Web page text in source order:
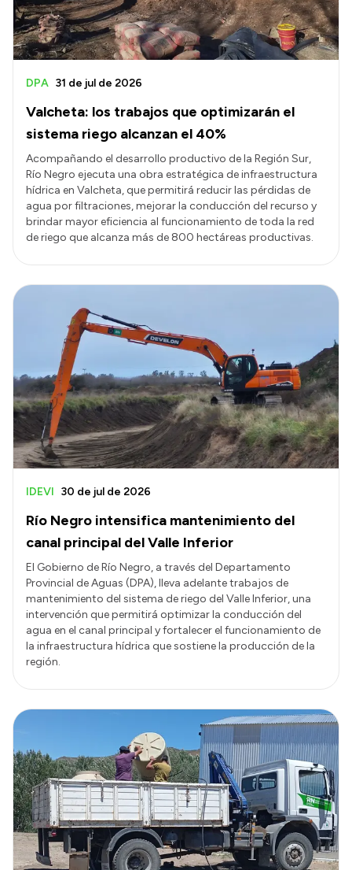
Valcheta: los trabajos que optimizarán el
sistema riego alcanzan el 40%
DPA 31 de jul de 2026
Acompañando el desarrollo productivo de la Región Sur,
Río Negro ejecuta una obra estratégica de infraestructura
hídrica en Valcheta, que permitirá reducir las pérdidas de
agua por filtraciones, mejorar la conducción del recurso y
brindar mayor eficiencia al funcionamiento de toda la red
de riego que alcanza más de 800 hectáreas productivas.
Río Negro intensifica mantenimiento del
canal principal del Valle Inferior
IDEVI 30 de jul de 2026
El Gobierno de Río Negro, a través del Departamento
Provincial de Aguas (DPA), lleva adelante trabajos de
mantenimiento del sistema de riego del Valle Inferior, una
intervención que permitirá optimizar la conducción del
agua en el canal principal y fortalecer el funcionamiento de
la infraestructura hídrica que sostiene la producción de la
región.